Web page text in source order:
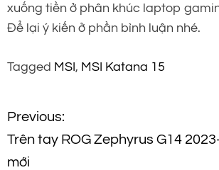
xuống tiền ở phân khúc laptop
Để lại ý kiến ở phần bình luận nhé.
Tagged MSI, MSI Katana 15
Đ
i
Previous:
Trên tay ROG Zephyrus G14
mới